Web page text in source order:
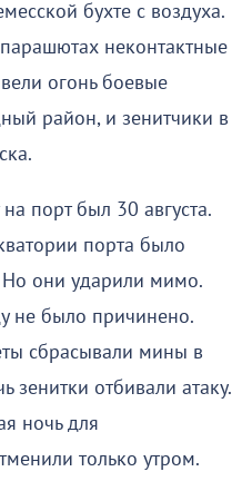
бухте с воздуха.
неконтактные
огонь боевые
район, и зенитчики в
порт был 30 августа.
порта было
они ударили мимо.
не было причинено.
сбрасывали мины в
зенитки отбивали атаку.
ночь для
только утром.